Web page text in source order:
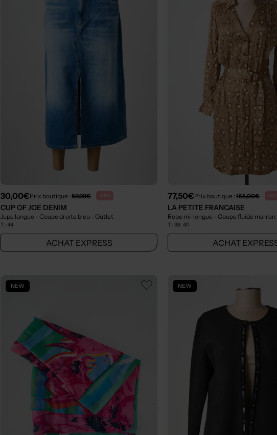
30,00€Prix boutique :59,99€ -50%
CUP OF JOE DENIM
Jupe longue - Coupe droite bleu - Outlet
T :44
ACHAT EXPRESS
77,50€Prix boutique : 155,00€ -
LA PETITE FRANCAISE
Robe mi-longue - Coupe fluide marron
T : 38, 40
ACHAT
NEW NEW